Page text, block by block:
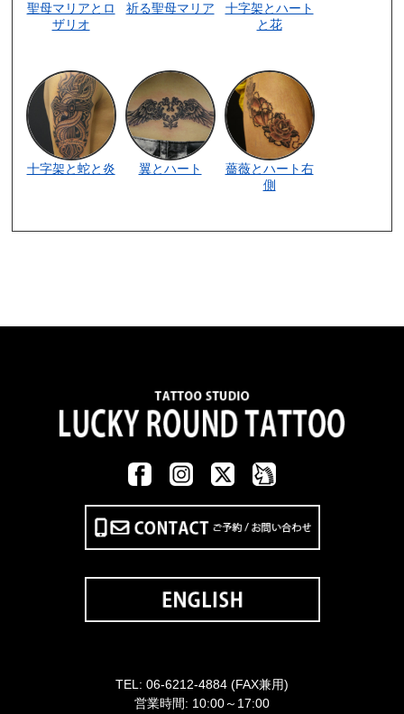
聖母マリアとロ
ザリオ
祈る聖母マリア
十字架とハート
と花
十字架と蛇と炎 翼とハート
薔薇とハート右
側
TEL: 06-6212-4884 (FAX兼用)
営業時間: 10:00～17:00